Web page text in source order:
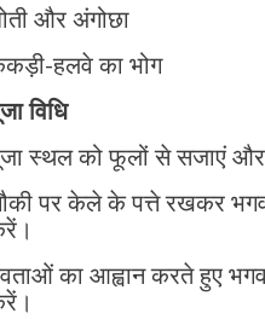
और अंगोछा
हलवे का भोग
विधि
स्थल को फूलों से सजाएं
पर केले के पत्ते रखकर
का आह्वान करते हुए